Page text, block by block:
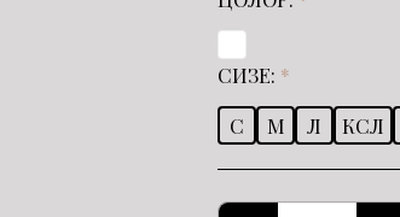
СИЗЕ: *
С
М Л КСЛ